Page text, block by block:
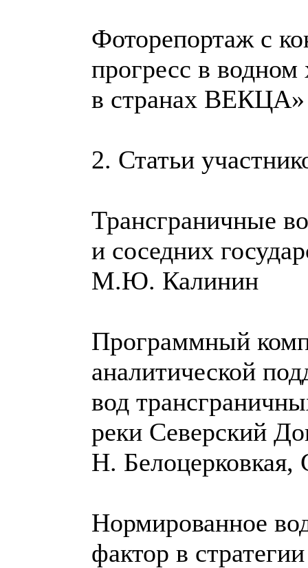
Фоторепортаж с
прогресс в водном
в странах
2. Статьи
Трансграничные
и соседних
М.Ю. Калинин
Программный
аналитической
вод
реки Северский
Н.
Нормированное
фактор в